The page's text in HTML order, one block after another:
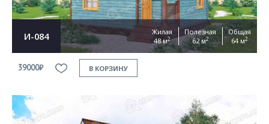
И-084
Жилая
48 м2
Полезная
62 м2
Общая
64 м2
39000₽ В КОРЗИНУ